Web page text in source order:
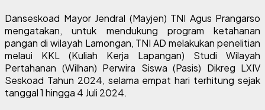
Danseskoad Mayor Jendral (Mayjen) TNI Agus Prangarso
mengatakan, untuk mendukung program ketahanan
pangan di wilayah Lamongan, TNI AD melakukan penelitian
melaui KKL (Kuliah Kerja Lapangan) Studi Wilayah
Pertahanan (Wilhan) Perwira Siswa (Pasis) Dikreg LXIV
Seskoad Tahun 2024, selama empat hari terhitung sejak
tanggal 1 hingga 4 Juli 2024.